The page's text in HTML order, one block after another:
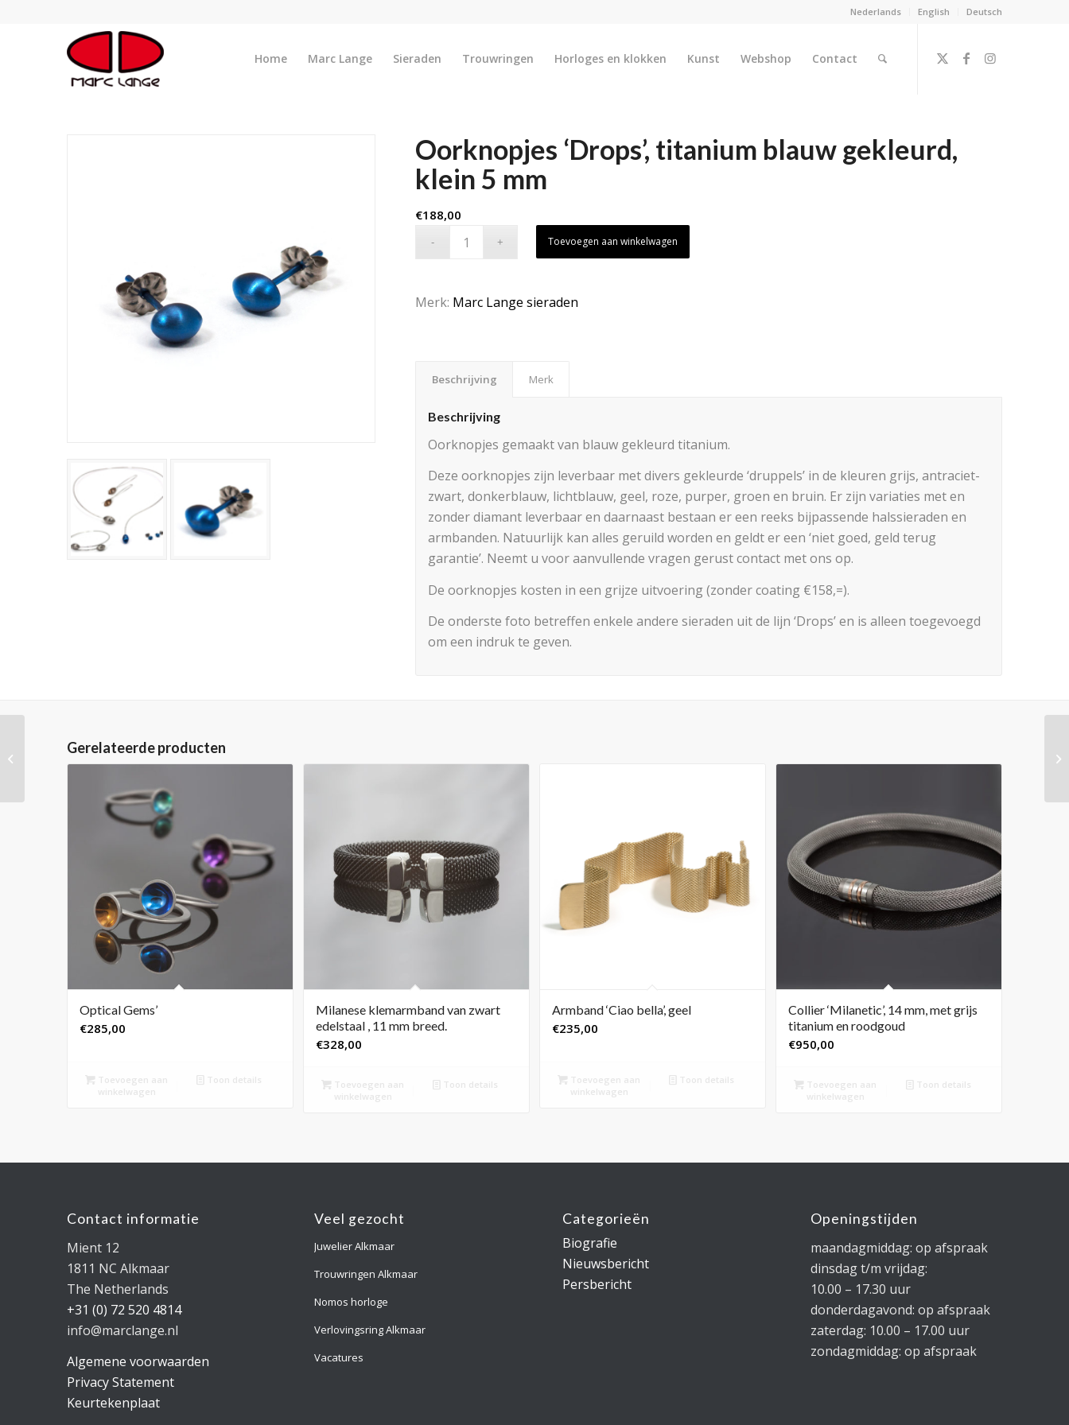
Nederlands English Deutsch
Home Marc Lange Sieraden Trouwringen Horloges en klokken Kunst Webshop Contact
Oorknopjes ‘Drops’, titanium blauw gekleurd,
klein 5 mm
€188,00
Toevoegen aan winkelwagen
Merk: Marc Lange sieraden
Beschrijving Merk
Beschrijving
Oorknopjes gemaakt van blauw gekleurd titanium.
Deze oorknopjes zijn leverbaar met divers gekleurde ‘druppels’ in de kleuren grijs, antraciet-
zwart, donkerblauw, lichtblauw, geel, roze, purper, groen en bruin. Er zijn variaties met en
zonder diamant leverbaar en daarnaast bestaan er een reeks bijpassende halssieraden en
armbanden. Natuurlijk kan alles geruild worden en geldt er een ‘niet goed, geld terug
garantie’. Neemt u voor aanvullende vragen gerust contact met ons op.
De oorknopjes kosten in een grijze uitvoering (zonder coating €158,=).
De onderste foto betreffen enkele andere sieraden uit de lijn ‘Drops’ en is alleen toegevoegd
om een indruk te geven.
Gerelateerde producten
Optical Gems’
€285,00
Toevoegen aan
winkelwagen
Toon details
Milanese klemarmband van zwart
edelstaal , 11 mm breed.
€328,00
Toevoegen aan
winkelwagen
Toon details
Armband ‘Ciao bella’, geel
€235,00
Toevoegen aan
winkelwagen
Toon details
Collier ‘Milanetic’, 14 mm, met grijs
titanium en roodgoud
€950,00
Toevoegen aan
winkelwagen
Toon details
Contact informatie
Mient 12
1811 NC Alkmaar
The Netherlands
+31 (0) 72 520 4814
info@marclange.nl
Algemene voorwaarden
Privacy Statement
Keurtekenplaat
Veel gezocht
Juwelier Alkmaar
Trouwringen Alkmaar
Nomos horloge
Verlovingsring Alkmaar
Vacatures
Categorieën
Biografie
Nieuwsbericht
Persbericht
Openingstijden
maandagmiddag: op afspraak
dinsdag t/m vrijdag:
10.00 – 17.30 uur
donderdagavond: op afspraak
zaterdag: 10.00 – 17.00 uur
zondagmiddag: op afspraak
Halsspang ‘Double
Drops’, antraciet-zwart